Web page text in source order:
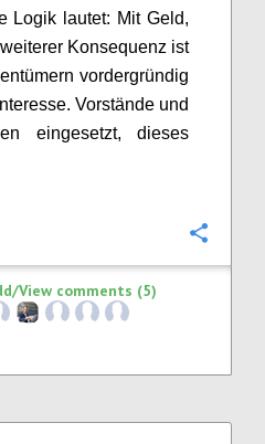
Logik lautet: Mit Geld,
r Konsequenz ist
vordergründig
. Vorstände und
eingesetzt, dieses
View comments (5)